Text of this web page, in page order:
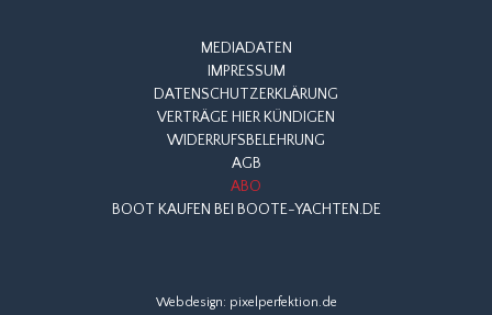
MEDIADATEN
IMPRESSUM
DATENSCHUTZERKLÄRUNG
VERTRÄGE HIER KÜNDIGEN
WIDERRUFSBELEHRUNG
AGB
ABO
BOOT KAUFEN BEI BOOTE-YACHTEN.DE
Webdesign: pixelperfektion.de